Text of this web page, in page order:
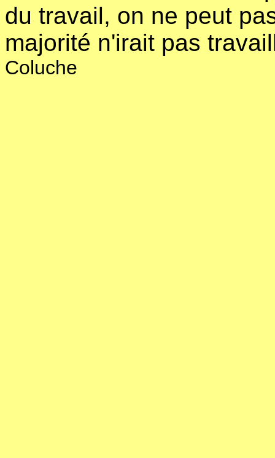
du travail, on ne peut
majorité n'irait pas
Coluche